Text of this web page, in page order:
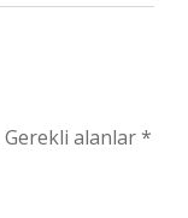
Gerekli alanlar*